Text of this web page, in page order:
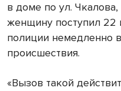
в доме по ул.
женщину поступил 22
полиции немедленно
происшествия.
«Вызов такой